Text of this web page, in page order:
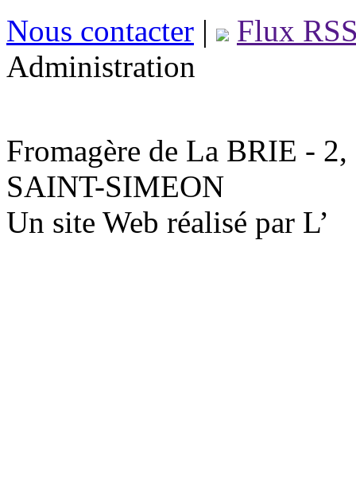
Nous contacter |
Flux
Administration
Fromagère de La BRIE -
SAINT-SIMEON
Un site Web réalisé par L’